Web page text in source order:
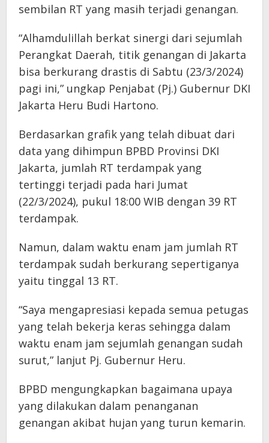
sembilan RT yang masih terjadi genangan.
“Alhamdulillah berkat sinergi dari sejumlah
Perangkat Daerah, titik genangan di Jakarta
bisa berkurang drastis di Sabtu (23/3/2024)
pagi ini,” ungkap Penjabat (Pj.) Gubernur DKI
Jakarta Heru Budi Hartono.
Berdasarkan grafik yang telah dibuat dari
data yang dihimpun BPBD Provinsi DKI
Jakarta, jumlah RT terdampak yang
tertinggi terjadi pada hari Jumat
(22/3/2024), pukul 18:00 WIB dengan 39 RT
terdampak.
Namun, dalam waktu enam jam jumlah RT
terdampak sudah berkurang sepertiganya
yaitu tinggal 13 RT.
“Saya mengapresiasi kepada semua petugas
yang telah bekerja keras sehingga dalam
waktu enam jam sejumlah genangan sudah
surut,” lanjut Pj. Gubernur Heru.
BPBD mengungkapkan bagaimana upaya
yang dilakukan dalam penanganan
genangan akibat hujan yang turun kemarin.